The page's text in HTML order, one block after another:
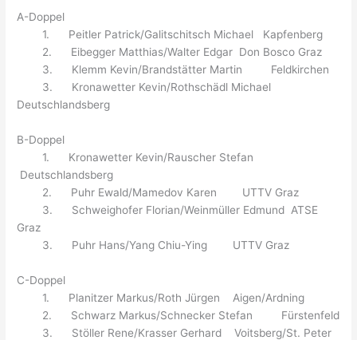
A-Doppel
1. Peitler Patrick/Galitschitsch Michael Kapfenberg
2. Eibegger Matthias/Walter Edgar Don Bosco Graz
3. Klemm Kevin/Brandstätter Martin Feldkirchen
3. Kronawetter Kevin/Rothschädl Michael
Deutschlandsberg
B-Doppel
1. Kronawetter Kevin/Rauscher Stefan
Deutschlandsberg
2. Puhr Ewald/Mamedov Karen UTTV Graz
3. Schweighofer Florian/Weinmüller Edmund ATSE
Graz
3. Puhr Hans/Yang Chiu-Ying UTTV Graz
C-Doppel
1. Planitzer Markus/Roth Jürgen Aigen/Ardning
2. Schwarz Markus/Schnecker Stefan Fürstenfeld
3. Stöller Rene/Krasser Gerhard Voitsberg/St. Peter